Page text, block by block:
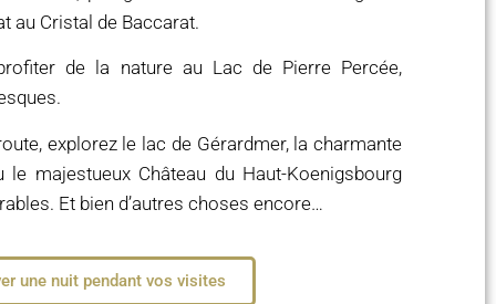
Voir le trajet
Voir le trajet
Voir le trajet
au Cristal de Baccarat.
de la nature au Lac de Pierre Percée,
explorez le lac de Gérardmer, la charmante
le majestueux Château du Haut-Koenigsbourg
Et bien d’autres choses encore…
une nuit pendant vos visites